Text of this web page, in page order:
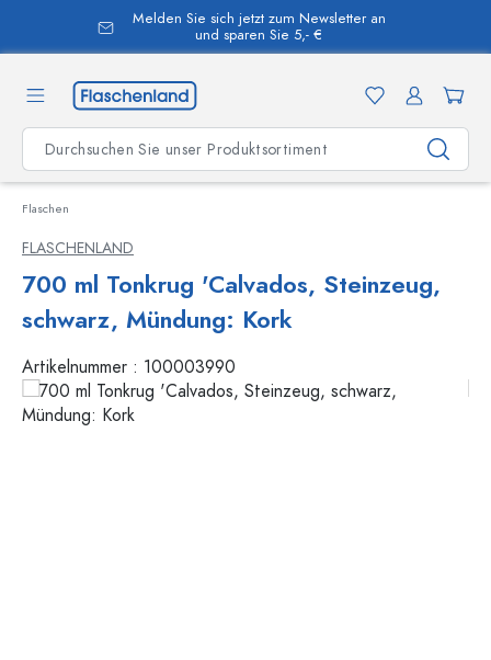
springen
Melden Sie sich jetzt zum Newsletter an
und sparen Sie 5,- €
Flaschen
FLASCHENLAND
700 ml Tonkrug 'Calvados, Steinzeug,
schwarz, Mündung: Kork
Artikelnummer : 100003990